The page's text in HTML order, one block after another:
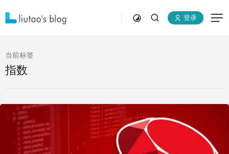
登录
当前标签
指数